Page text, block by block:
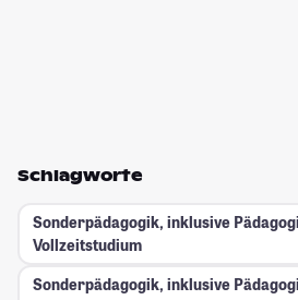
Schlagworte
Sonderpädagogik, inklusive
Vollzeitstudium
Sonderpädagogik, inklusive